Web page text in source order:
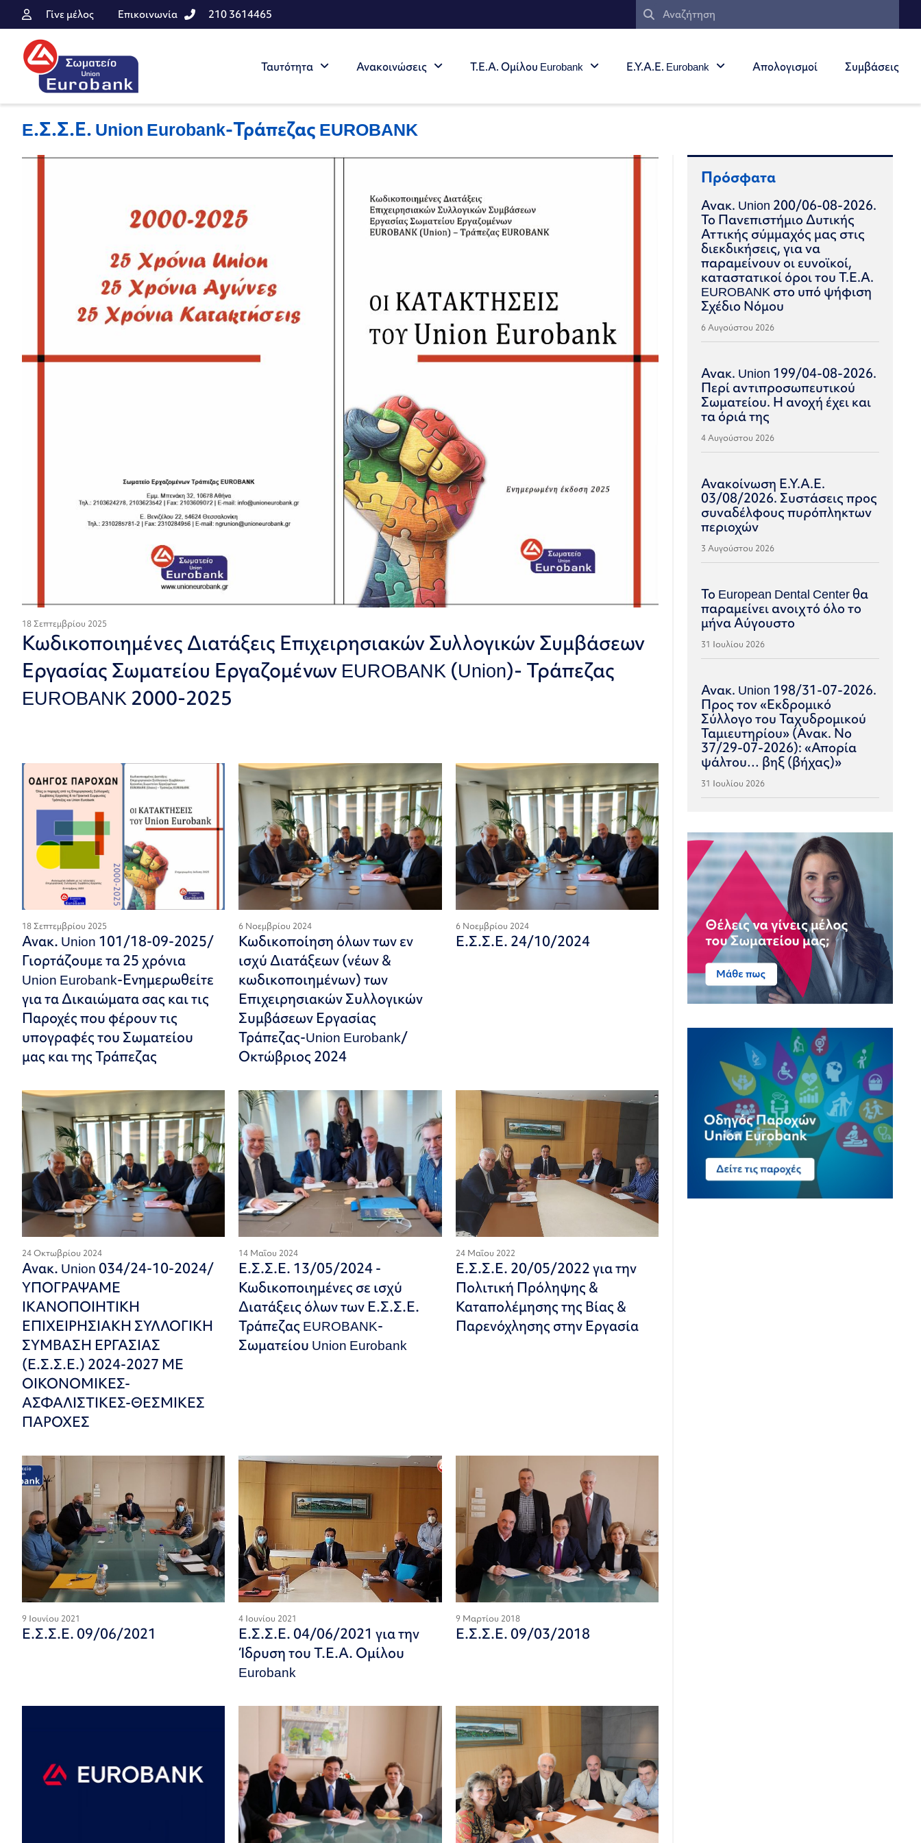
Γίνε μέλος Επικοινωνία 210 3614465
Ταυτότητα Ανακοινώσεις Τ.Ε.Α. Ομίλου Eurobank Ε.Υ.Α.Ε. Eurobank Απολογισμοί Συμβάσεις
E.Σ.Σ.Ε. Union Eurobank-Τράπεζας EUROBANK
18 Σεπτεμβρίου 2025
Κωδικοποιημένες Διατάξεις Επιχειρησιακών Συλλογικών Συμβάσεων
Εργασίας Σωματείου Εργαζομένων EUROBANK (Union)- Τράπεζας
EUROBANK 2000-2025
18 Σεπτεμβρίου 2025
Ανακ. Union 101/18-09-2025/
Γιορτάζουμε τα 25 χρόνια
Union Eurobank-Ενημερωθείτε
για τα Δικαιώματα σας και τις
Παροχές που φέρουν τις
υπογραφές του Σωματείου
μας και της Τράπεζας
6 Νοεμβρίου 2024
Κωδικοποίηση όλων των εν
ισχύ Διατάξεων (νέων &
κωδικοποιημένων) των
Επιχειρησιακών Συλλογικών
Συμβάσεων Εργασίας
Τράπεζας-Union Eurobank/
Οκτώβριος 2024
6 Νοεμβρίου 2024
Ε.Σ.Σ.Ε. 24/10/2024
24 Οκτωβρίου 2024
Ανακ. Union 034/24-10-2024/
ΥΠΟΓΡΑΨΑΜΕ
ΙΚΑΝΟΠΟΙΗΤΙΚΗ
ΕΠΙΧΕΙΡΗΣΙΑΚΗ ΣΥΛΛΟΓΙΚΗ
ΣΥΜΒΑΣΗ ΕΡΓΑΣΙΑΣ
(Ε.Σ.Σ.Ε.) 2024-2027 ΜΕ
ΟΙΚΟΝΟΜΙΚΕΣ-
ΑΣΦΑΛΙΣΤΙΚΕΣ-ΘΕΣΜΙΚΕΣ
ΠΑΡΟΧΕΣ
14 Μαΐου 2024
Ε.Σ.Σ.Ε. 13/05/2024 -
Κωδικοποιημένες σε ισχύ
Διατάξεις όλων των Ε.Σ.Σ.Ε.
Τράπεζας EUROBANK-
Σωματείου Union Eurobank
24 Μαΐου 2022
Ε.Σ.Σ.Ε. 20/05/2022 για την
Πολιτική Πρόληψης &
Καταπολέμησης της Βίας &
Παρενόχλησης στην Εργασία
9 Ιουνίου 2021
Ε.Σ.Σ.Ε. 09/06/2021
4 Ιουνίου 2021
Ε.Σ.Σ.Ε. 04/06/2021 για την
Ίδρυση του Τ.Ε.Α. Ομίλου
Eurobank
9 Μαρτίου 2018
Ε.Σ.Σ.Ε. 09/03/2018
Πρόσφατα
Ανακ. Union 200/06-08-2026.
Το Πανεπιστήμιο Δυτικής
Αττικής σύμμαχός μας στις
διεκδικήσεις, για να
παραμείνουν οι ευνοϊκοί,
καταστατικοί όροι του Τ.Ε.Α.
EUROBANK στο υπό ψήφιση
Σχέδιο Νόμου
6 Αυγούστου 2026
Ανακ. Union 199/04-08-2026.
Περί αντιπροσωπευτικού
Σωματείου. Η ανοχή έχει και
τα όριά της
4 Αυγούστου 2026
Ανακοίνωση Ε.Υ.Α.Ε.
03/08/2026. Συστάσεις προς
συναδέλφους πυρόπληκτων
περιοχών
3 Αυγούστου 2026
Το European Dental Center θα
παραμείνει ανοιχτό όλο το
μήνα Αύγουστο
31 Ιουλίου 2026
Ανακ. Union 198/31-07-2026.
Προς τον «Εκδρομικό
Σύλλογο του Ταχυδρομικού
Ταμιευτηρίου» (Ανακ. Νο
37/29-07-2026): «Απορία
ψάλτου… βηξ (βήχας)»
31 Ιουλίου 2026